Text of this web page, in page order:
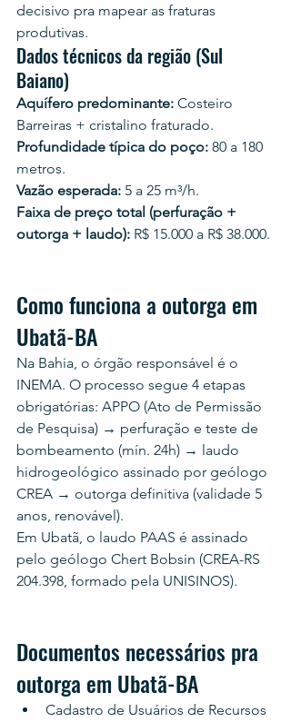
decisivo pra mapear as fraturas
produtivas.
Dados técnicos da região (Sul
Baiano)
Aquífero predominante: Costeiro
Barreiras + cristalino fraturado.
Profundidade típica do poço: 80 a 180
metros.
Vazão esperada: 5 a 25 m³/h.
Faixa de preço total (perfuração +
outorga + laudo): R$ 15.000 a R$ 38.000.
Como funciona a outorga em
Ubatã-BA
Na Bahia, o órgão responsável é o
INEMA. O processo segue 4 etapas
obrigatórias: APPO (Ato de Permissão
de Pesquisa) → perfuração e teste de
bombeamento (mín. 24h) → laudo
hidrogeológico assinado por geólogo
CREA → outorga definitiva (validade 5
anos, renovável).
Em Ubatã, o laudo PAAS é assinado
pelo geólogo Chert Bobsin (CREA-RS
204.398, formado pela UNISINOS).
Documentos necessários pra
outorga em Ubatã-BA
Cadastro de Usuários de Recursos